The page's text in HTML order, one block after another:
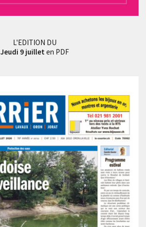
L'EDITION DU
Jeudi 9 juillet en PDF